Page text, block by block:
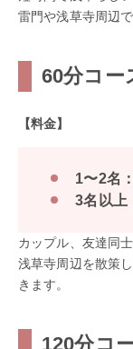
雷門や浅草寺周辺
60分コー
【料金】
1〜2名：
3名以上
カップル、友達同
浅草寺周辺を散策
きます。
120分コ